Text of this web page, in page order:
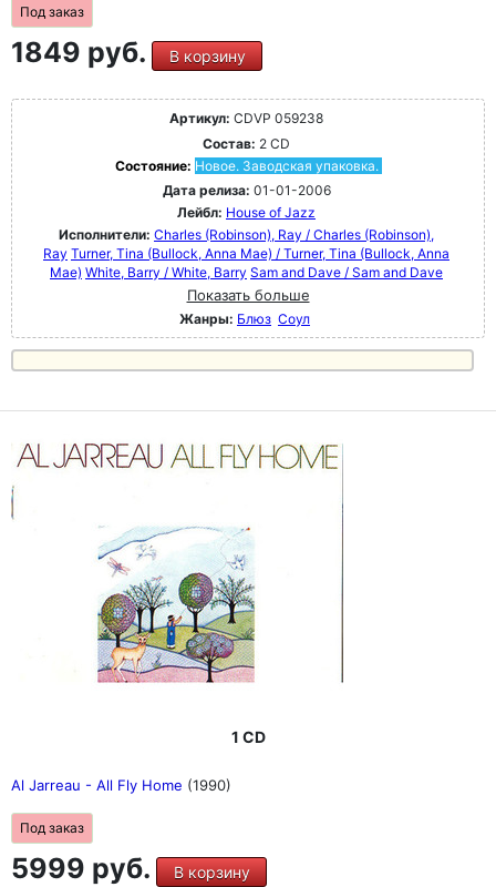
Под заказ
1849 руб. В корзину
Артикул: CDVP 059238
Состав: 2 CD
Состояние: Новое. Заводская упаковка.
Дата релиза: 01-01-2006
Лейбл: House of Jazz
Исполнители: Charles (Robinson), Ray / Charles (Robinson),
Ray Turner, Tina (Bullock, Anna Mae) / Turner, Tina (Bullock, Anna
Mae) White, Barry / White, Barry Sam and Dave / Sam and Dave
Показать больше
Жанры: Блюз Соул
1 CD
Al Jarreau - All Fly Home (1990)
Под заказ
5999 руб. В корзину